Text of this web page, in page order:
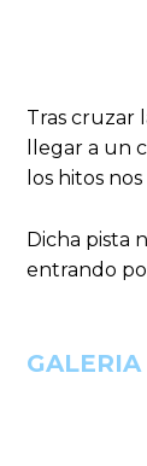
Tras cruzar
llegar a un
los hitos
Dicha pista
entrando
GALERIA